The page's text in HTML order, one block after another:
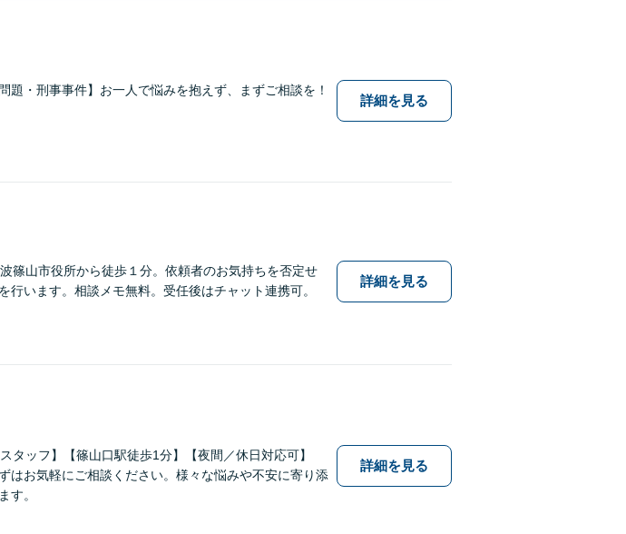
題・刑事事件】お一人で悩みを抱えず、まずご相談を！
詳細を見る
篠山市役所から徒歩１分。依頼者のお気持ちを否定せ
います。相談メモ無料。受任後はチャット連携可。
詳細を見る
タッフ】【篠山口駅徒歩1分】【夜間／休日対応可】
はお気軽にご相談ください。様々な悩みや不安に寄り添
す。
詳細を見る